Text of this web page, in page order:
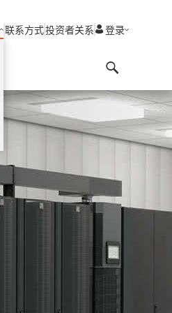
联系方式投资者关系 登录